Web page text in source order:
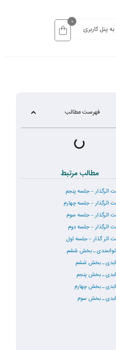
پنل کاربری
0
فهرست مطالب
مطالب مرتبط
– جلسه پنجم
– جلسه چهارم
اثرگذار – جلسه سوم
– جلسه دوم
گذار – جلسه اول
ـ بخش ششم
ابدی ـ بخش ششم
ـ بخش پنجم
ـ بخش چهارم
ابدی ـ بخش سوم